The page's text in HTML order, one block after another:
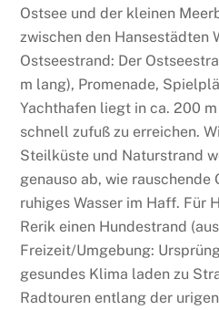
Ostsee und der kleinen
zwischen den Hansestädten
Ostseestrand: Der
m lang), Promenade,
Yachthafen liegt in ca. 200
schnell zufuß zu erreichen.
Steilküste und Naturstrand
genauso ab, wie rauschende
ruhiges Wasser im Haff. Für
Rerik einen Hundestrand
Freizeit/Umgebung:
gesundes Klima laden zu
Radtouren entlang der